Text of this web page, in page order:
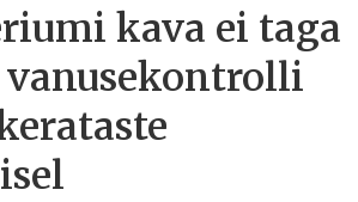
kava ei taga